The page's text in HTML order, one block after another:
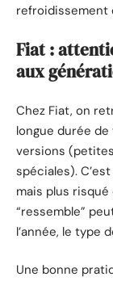
refroidissement
Fiat :
aux
Chez Fiat, on
longue durée
versions
spéciales).
mais plus
“ressemble”
l’année, le type
Une bonne